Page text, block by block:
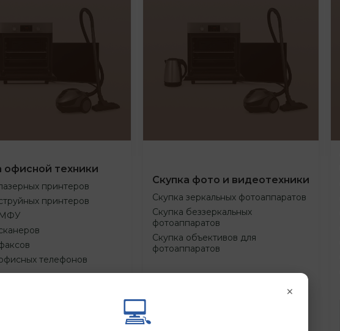
офисной техники
принтеров
принтеров
МФУ
телефонов
Скупка фото и видеотехники
Скупка зеркальных фотоаппаратов
Скупка беззеркальных
фотоаппаратов
Скупка объективов для
фотоаппаратов
×
💻